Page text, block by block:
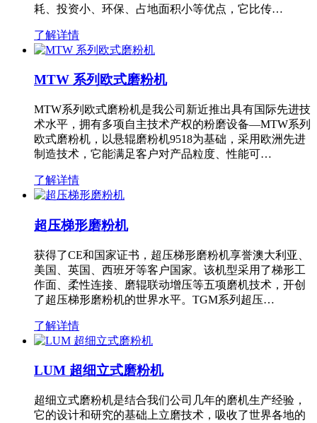
耗、投资小、环保、占地面积小等优点，它比传…
了解详情
MTW 系列欧式磨粉机
MTW系列欧式磨粉机是我公司新近推出具有国际先进技
术水平，拥有多项自主技术产权的粉磨设备—MTW系列
欧式磨粉机，以悬辊磨粉机9518为基础，采用欧洲先进
制造技术，它能满足客户对产品粒度、性能可…
了解详情
超压梯形磨粉机
获得了CE和国家证书，超压梯形磨粉机享誉澳大利亚、
美国、英国、西班牙等客户国家。该机型采用了梯形工
作面、柔性连接、磨辊联动增压等五项磨机技术，开创
了超压梯形磨粉机的世界水平。TGM系列超压…
了解详情
LUM 超细立式磨粉机
超细立式磨粉机是结合我们公司几年的磨机生产经验，
它的设计和研究的基础上立磨技术，吸收了世界各地的